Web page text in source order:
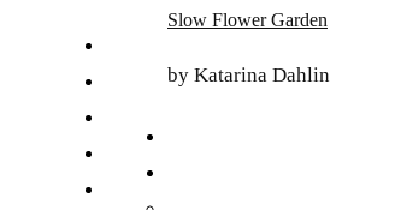
Slow Flower Garden
by Katarina Dahlin